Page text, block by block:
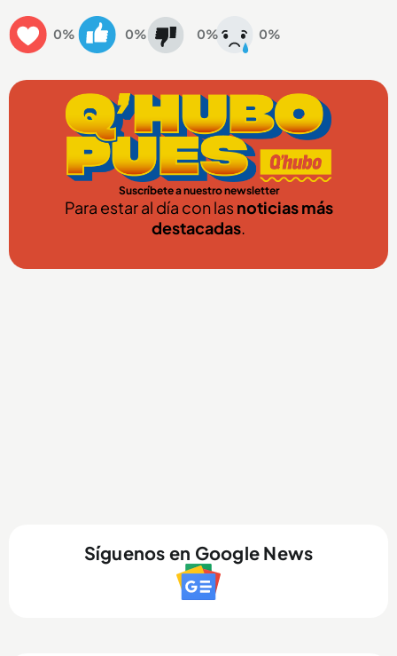
0% 0% 0% 0%
Suscríbete a nuestro newsletter
Para estar al día con lasnoticias más
destacadas.
Síguenos en Google News